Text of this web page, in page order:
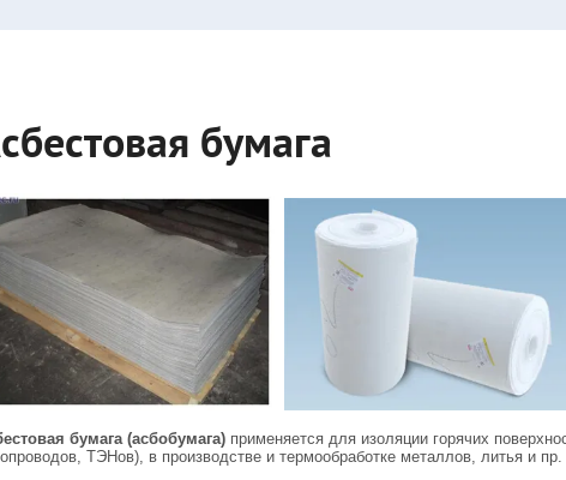
бумага
бумага (асбобумага) применяется для изоляции горячих
ТЭНов), в производстве и термообработке металлов, литья и пр.